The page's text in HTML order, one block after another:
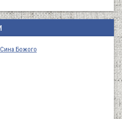
Сина Божого